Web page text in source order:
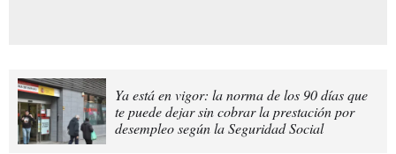
Ya está en vigor: la norma de los 90 días que
te puede dejar sin cobrar la prestación por
desempleo según la Seguridad Social